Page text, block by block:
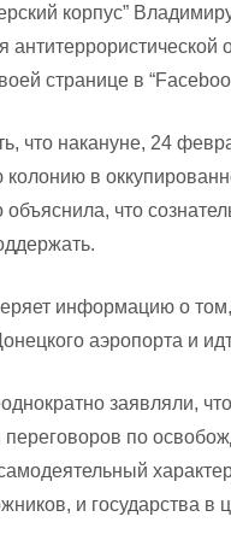
корпус”
странице в
что накануне, 24
колонию в
что
информацию о
аэропорта и
заявляли,
по
и государства в